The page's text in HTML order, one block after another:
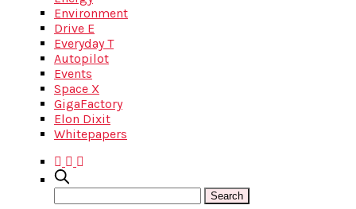
Environment
Drive E
Everyday T
Autopilot
Events
Space X
GigaFactory
Elon Dixit
Whitepapers